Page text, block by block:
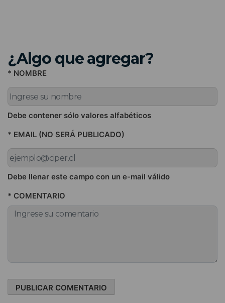
¿Algo que agregar?
* NOMBRE
Debe contener sólo valores alfabéticos
* EMAIL (NO SERÁ PUBLICADO)
Debe llenar este campo con un e-mail válido
* COMENTARIO